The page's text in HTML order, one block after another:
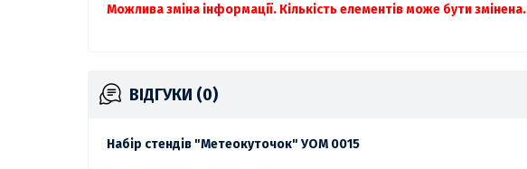
Можлива зміна інформації. Кількість елементів може бути змінена.
ВІДГУКИ (0)
Набір стендів "Метеокуточок" УОМ 0015